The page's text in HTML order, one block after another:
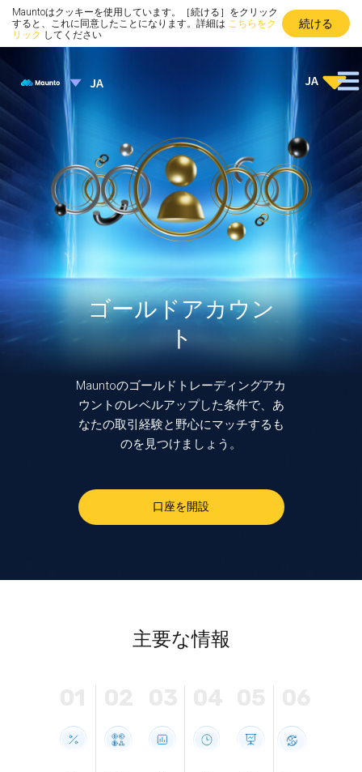
JA JA
ゴールドアカウン
ト
Mauntoのゴールドトレーディングアカ
ウントのレベルアップした条件で、あ
なたの取引経験と野心にマッチするも
のを見つけましょう。
口座を開設
主要な情報
Mauntoはクッキーを使用しています。［続ける］をクリック
すると、これに同意したことになります。詳細は こちらをク
リック してください
続ける